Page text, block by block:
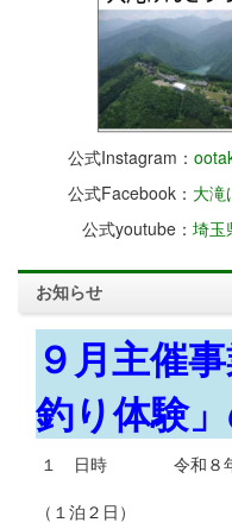
公式Instagram：
公式Facebook： 大滝
公式youtube： 埼玉
お知らせ
９月主催
釣り体験
１ 日時 令和８年９
９月１３日
（１泊２日）